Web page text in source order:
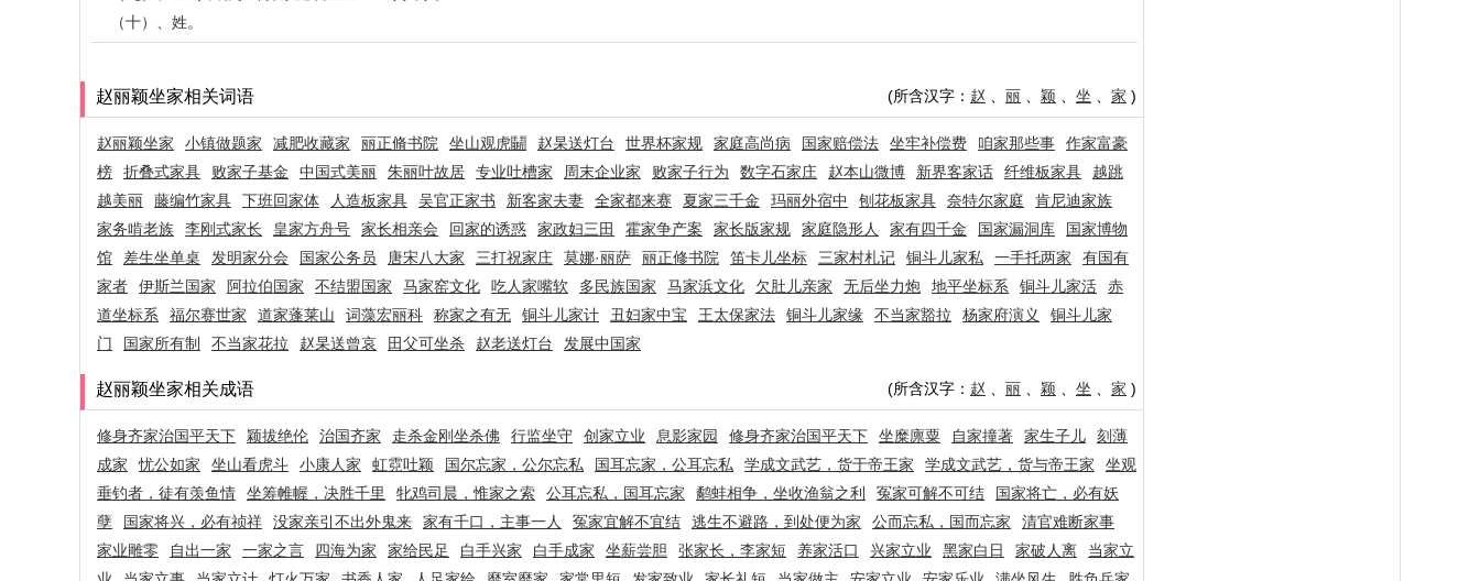
（十）、姓。
赵丽颖坐家相关词语 (所含汉字： 赵 丽 颖 坐 家 )
赵丽颖坐家 小镇做题家 减肥收藏家 丽正脩书院 坐山观虎鬭 赵杲送灯台 世界杯家规 家庭高尚病 国家赔偿法 坐牢补偿费 咱家那些事
作家富豪
榜
折叠式家具 败家子基金 中国式美丽 朱丽叶故居 专业吐槽家 周末企业家 败家子行为 数字石家庄 赵本山微博 新界客家话 纤维板家具
越跳
越美丽
藤编竹家具 下班回家体 人造板家具 吴官正家书 新客家夫妻 全家都来赛 夏家三千金 玛丽外宿中 刨花板家具 奈特尔家庭
肯尼迪家族
家务啃老族
李刚式家长 皇家方舟号 家长相亲会 回家的诱惑 家政妇三田 霍家争产案 家长版家规 家庭隐形人 家有四千金 国家漏洞库
国家博物
馆
差生坐单桌 发明家分会 国家公务员 唐宋八大家 三打祝家庄 莫娜·丽萨 丽正修书院 笛卡儿坐标 三家村札记 铜斗儿家私 一手托两家
有国有
家者
伊斯兰国家 阿拉伯国家 不结盟国家 马家窑文化 吃人家嘴软 多民族国家 马家浜文化 欠肚儿亲家 无后坐力炮 地平坐标系 铜斗儿家活
赤
道坐标系
福尔赛世家 道家蓬莱山 词藻宏丽科 称家之有无 铜斗儿家计 丑妇家中宝 王太保家法 铜斗儿家缘 不当家豁拉 杨家府演义
铜斗儿家
门
国家所有制 不当家花拉 赵杲送曾哀 田父可坐杀 赵老送灯台 发展中国家
赵丽颖坐家相关成语 (所含汉字： 赵 丽 颖 坐 家 )
修身齐家治国平天下 颖拔绝伦 治国齐家 走杀金刚坐杀佛 行监坐守 创家立业 息影家园 修身齐家治国平天下 坐糜廪粟 自家撞著 家生子儿
刻薄
成家
忧公如家 坐山看虎斗 小康人家 虹霓吐颖 国尔忘家，公尔忘私 国耳忘家，公耳忘私 学成文武艺，货于帝王家 学成文武艺，货与帝王家
坐观
垂钓者，徒有羡鱼情
坐筹帷幄，决胜千里 牝鸡司晨，惟家之索 公耳忘私，国耳忘家 鹬蚌相争，坐收渔翁之利 冤家可解不可结
国家将亡，必有妖
孽
国家将兴，必有祯祥 没家亲引不出外鬼来 家有千口，主事一人 冤家宜解不宜结 逃生不避路，到处便为家 公而忘私，国而忘家
清官难断家事
家业雕零
自出一家 一家之言 四海为家 家给民足 白手兴家 白手成家 坐薪尝胆 张家长，李家短 养家活口 兴家立业 黑家白日 家破人离
当家立